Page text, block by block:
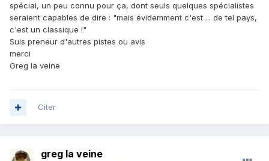
spécial, un peu connu pour ça, dont seuls quelques spécialistes
seraient capables de dire : "mais évidemment c'est ... de tel pays,
c'est un classique !"
Suis preneur d'autres pistes ou avis
merci
Greg la veine
Citer
greg la veine